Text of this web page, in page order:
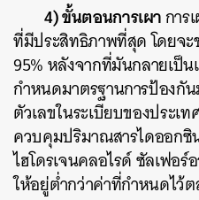
4) ขั้นตอนการเผาการ
ที่มีประสิทธิภาพที่สุด โดยจ
95% หลังจากที่มันกลายเป็
กำหนดมาตรฐานการป้องกั
ตัวเลขในระเบียบของประเ
ควบคุมปริมาณสารไดออกซิ
ไฮโดรเจนคลอไรด์ ซัลเฟอ
ให้อยู่ต่ำกว่าค่าที่กำหนดไว้ต